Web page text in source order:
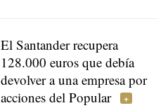
El Santander recupera
128.000 euros que debía
devolver a una empresa por
acciones del Popular